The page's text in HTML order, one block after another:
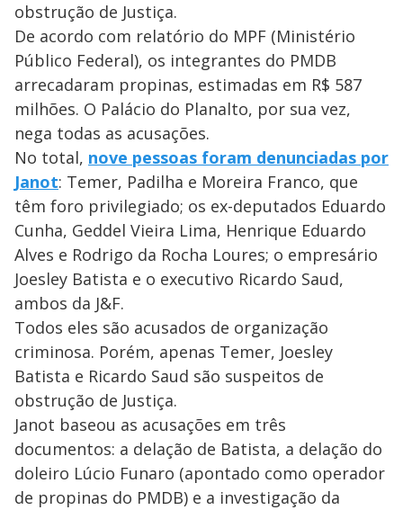
obstrução de Justiça.
De acordo com relatório do MPF (Ministério
Público Federal), os integrantes do PMDB
arrecadaram propinas, estimadas em R$ 587
milhões. O Palácio do Planalto, por sua vez,
nega todas as acusações.
No total, nove pessoas foram denunciadas por
Janot: Temer, Padilha e Moreira Franco, que
têm foro privilegiado; os ex-deputados Eduardo
Cunha, Geddel Vieira Lima, Henrique Eduardo
Alves e Rodrigo da Rocha Loures; o empresário
Joesley Batista e o executivo Ricardo Saud,
ambos da J&F.
Todos eles são acusados de organização
criminosa. Porém, apenas Temer, Joesley
Batista e Ricardo Saud são suspeitos de
obstrução de Justiça.
Janot baseou as acusações em três
documentos: a delação de Batista, a delação do
doleiro Lúcio Funaro (apontado como operador
de propinas do PMDB) e a investigação da